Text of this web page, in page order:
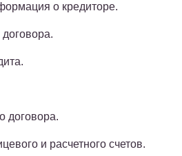
о кредиторе.
договора.
и расчетного счетов.